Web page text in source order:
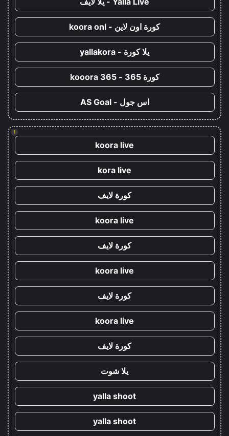
كورة اون لاين - koora onl
يلا كورة - yallakora
كورة 365 - kooora 365
اس جول - AS Goal
!
koora live
kora live
كورة لايف
koora live
كورة لايف
koora live
كورة لايف
koora live
كورة لايف
يلا شوت
yalla shoot
yalla shoot